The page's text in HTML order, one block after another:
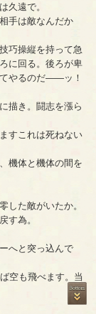
久遠で。
手は敵なんだか
巧操縦を持って急
に回る。後ろが卑
やるのだ――ッ！
描き。闘志を漲ら
すこれは死ねない
機体と機体の間を
した敵がいたか。
す為。
へと突っ込んで
空も飛べます。当